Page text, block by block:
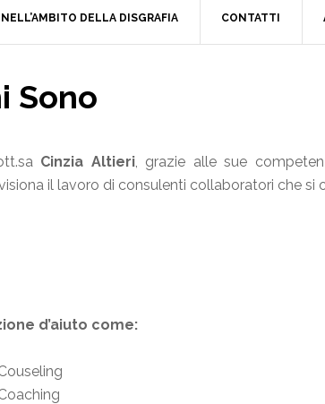
DELLA DISGRAFIA CONTATTI
Sono
Cinzia Altieri, grazie alle sue
il lavoro di consulenti collaboratori che si
d’aiuto come: